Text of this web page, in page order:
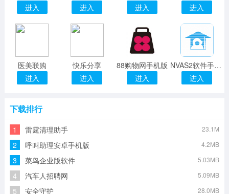
进入
进入
进入
进入
医美联购
进入
快乐分享
进入
88购物网手机版
进入
NVAS2软件手机版
进入
下载排行
1 雷霆清理助手 23.1M
2 呼叫助理安卓手机版 4.2MB
3 菜鸟企业版软件 5.03MB
4 汽车人招聘网 5.09MB
5 安全守护 28.0MB